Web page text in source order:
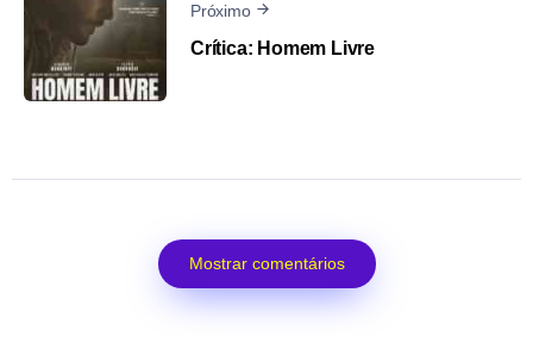
Próximo
Crítica: Homem Livre
Mostrar comentários